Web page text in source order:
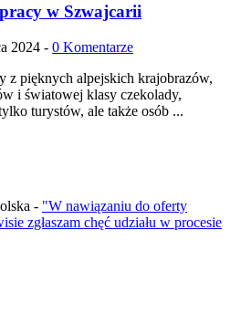
w Szwajcarii
2024 - 0 Komentarze
z pięknych alpejskich krajobrazów,
i światowej klasy czekolady,
turystów, ale także osób ...
- "W nawiązaniu do oferty
zgłaszam chęć udziału w procesie